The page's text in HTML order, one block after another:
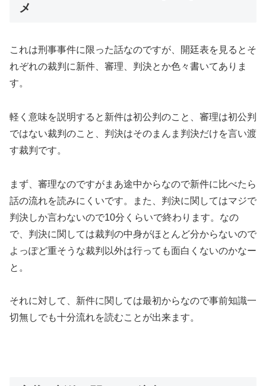
メ
これは刑事事件に限った話なのですが、開廷表を見るとそ
れぞれの裁判に新件、審理、判決とか色々書いてありま
す。
軽く意味を説明すると新件は初公判のこと、審理は初公判
ではない裁判のこと、判決はそのまんま判決だけを言い渡
す裁判です。
まず、審理なのですがまあ途中からなので新件に比べたら
話の流れを読みにくいです。また、判決に関してはマジで
判決しか言わないので10分くらいで終わります。なの
で、判決に関しては裁判の中身がほとんど分からないので
よっぽど重そうな裁判以外は行っても面白くないのかなー
と。
それに対して、新件に関しては最初からなので事前知識一
切無しでも十分流れを読むことが出来ます。